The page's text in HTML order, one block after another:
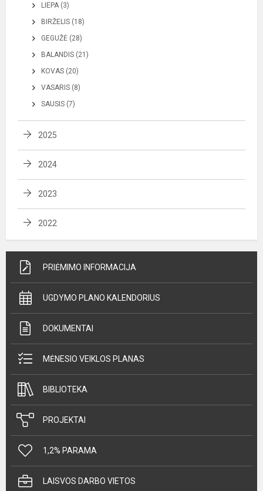
LIEPA (3)
BIRŽELIS (18)
GEGUŽĖ (28)
BALANDIS (21)
KOVAS (20)
VASARIS (8)
SAUSIS (7)
2025
2024
2023
2022
PRIĖMIMO INFORMACIJA
UGDYMO PLANO KALENDORIUS
DOKUMENTAI
MĖNESIO VEIKLOS PLANAS
BIBLIOTEKA
PROJEKTAI
1,2% PARAMA
LAISVOS DARBO VIETOS